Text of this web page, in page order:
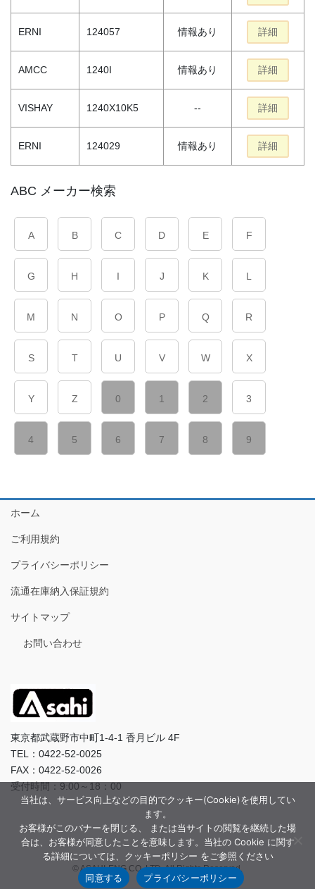
ERNI 124057 情報あり 詳細
AMCC 1240I 情報あり 詳細
VISHAY 1240X10K5 -- 詳細
ERNI 124029 情報あり 詳細
ABC メーカー検索
A B C D E F
G H I J K L
M N O P Q R
S T U V W X
Y Z 0 1 2 3
4 5 6 7 8 9
ホーム
ご利用規約
プライバシーポリシー
流通在庫納入保証規約
サイトマップ
お問い合わせ
東京都武蔵野市中町1-4-1 香月ビル 4F
TEL：0422-52-0025
FAX：0422-52-0026
受付時間：9:00～18：00
© ASAHI-ENG CO.,LTD. All Rights Reserved.
当社は、サービス向上などの目的でクッキー(Cookie)を使用してい
ます。
お客様がこのバナーを閉じる、 または当サイトの閲覧を継続した場
合は、お客様が同意したことを意味します。当社の Cookie に関す
る詳細については、クッキーポリシー をご参照ください
同意する
プライバシーポリシー